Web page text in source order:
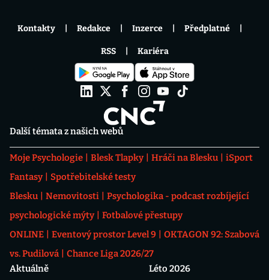
Další témata z našich webů
Moje Psychologie Blesk Tlapky Hráči na Blesku
iSport
Fantasy
Spotřebitelské testy
Blesku
Nemovitosti
Psychologika - podcast rozbíjející
psychologické mýty
Fotbalové přestupy
ONLINE
Eventový prostor Level 9
OKTAGON 92: Szabová
vs. Pudilová
Chance Liga 2026/27
Aktuálně
Léto 2026
Kontakty Redakce Inzerce Předplatné
RSS Kariéra